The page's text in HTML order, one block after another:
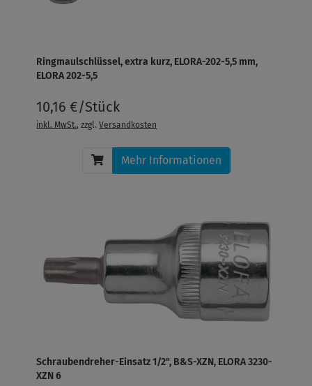
Ringmaulschlüssel, extra kurz, ELORA-202-5,5 mm,
ELORA 202-5,5
10,16 €/Stück
inkl. MwSt., zzgl.Versandkosten
Mehr Informationen
Schraubendreher-Einsatz 1/2", B&S-XZN, ELORA 3230-
XZN 6